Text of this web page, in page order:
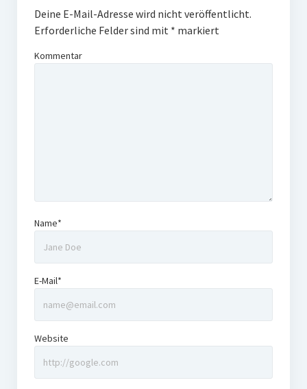
Deine E-Mail-Adresse wird nicht veröffentlicht.
Erforderliche Felder sind mit * markiert
Kommentar
Name*
E-Mail*
Website